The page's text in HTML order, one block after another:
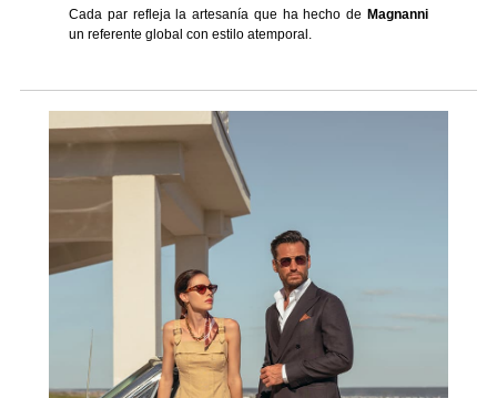
Cada par refleja la artesanía que ha hecho de Magnanni
un referente global con estilo atemporal.